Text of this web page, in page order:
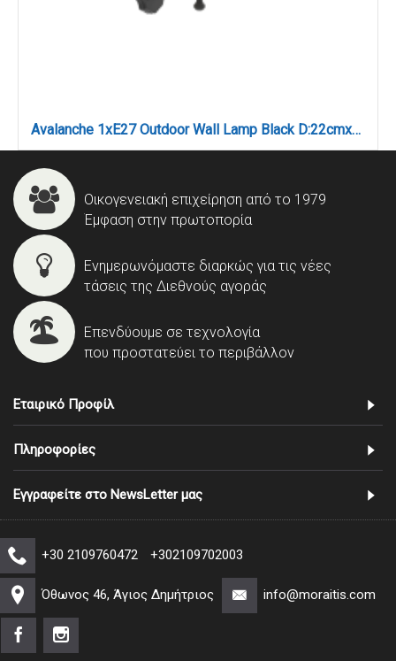
Avalanche 1xE27 Outdoor Wall Lamp Black D:22cmx30cm (80201214)
Οικογενειακή επιχείρηση από το 1979
Έμφαση στην πρωτοπορία
Ενημερωνόμαστε διαρκώς για τις νέες
τάσεις της Διεθνούς αγοράς
Επενδύουμε σε τεχνολογία
που προστατεύει το περιβάλλον
Εταιρικό Προφίλ
Πληροφορίες
Εγγραφείτε στο NewsLetter μας
+30 2109760472 +302109702003
Όθωνος 46, Άγιος Δημήτριος info@moraitis.com